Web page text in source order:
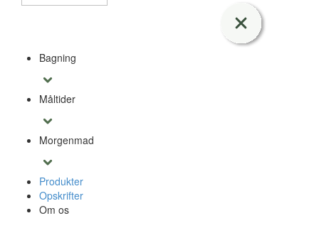
Bagning
Måltider
Morgenmad
Produkter
Opskrifter
Om os